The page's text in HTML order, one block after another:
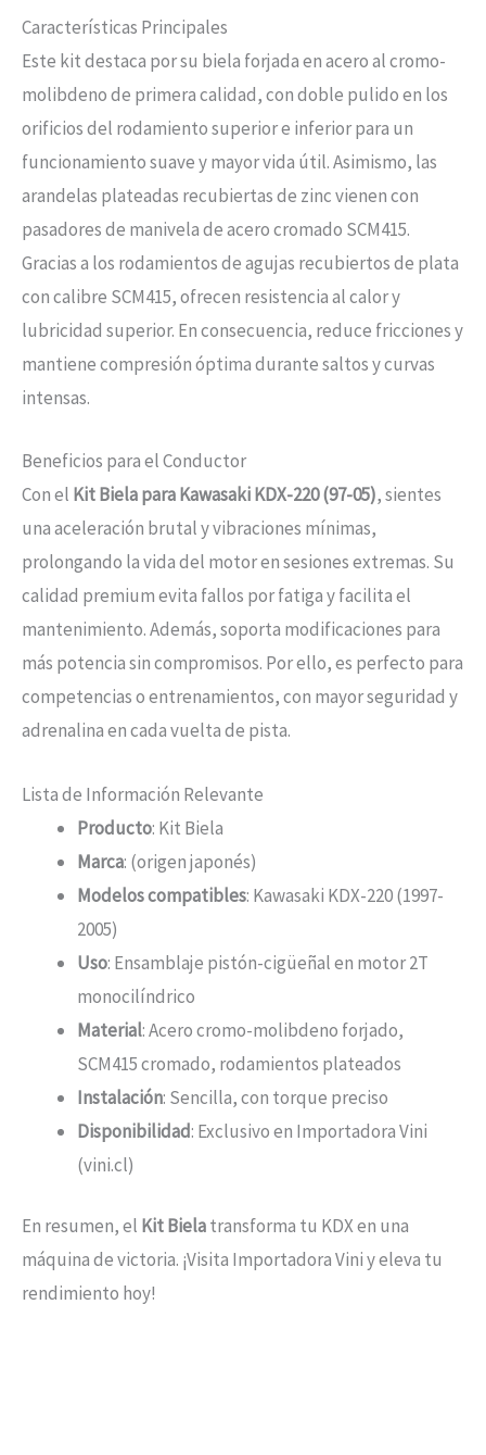
Características Principales
Este kit destaca por su biela forjada en acero al cromo-
molibdeno de primera calidad, con doble pulido en los
orificios del rodamiento superior e inferior para un
funcionamiento suave y mayor vida útil. Asimismo, las
arandelas plateadas recubiertas de zinc vienen con
pasadores de manivela de acero cromado SCM415.
Gracias a los rodamientos de agujas recubiertos de plata
con calibre SCM415, ofrecen resistencia al calor y
lubricidad superior. En consecuencia, reduce fricciones y
mantiene compresión óptima durante saltos y curvas
intensas.
Beneficios para el Conductor
Con el Kit Biela para Kawasaki KDX-220 (97-05), sientes
una aceleración brutal y vibraciones mínimas,
prolongando la vida del motor en sesiones extremas. Su
calidad premium evita fallos por fatiga y facilita el
mantenimiento. Además, soporta modificaciones para
más potencia sin compromisos. Por ello, es perfecto para
competencias o entrenamientos, con mayor seguridad y
adrenalina en cada vuelta de pista.
Lista de Información Relevante
Producto: Kit Biela
Marca: (origen japonés)
Modelos compatibles: Kawasaki KDX-220 (1997-
2005)
Uso: Ensamblaje pistón-cigüeñal en motor 2T
monocilíndrico
Material: Acero cromo-molibdeno forjado,
SCM415 cromado, rodamientos plateados
Instalación: Sencilla, con torque preciso
Disponibilidad: Exclusivo en Importadora Vini
(vini.cl)
En resumen, el Kit Bielatransforma tu KDX en una
máquina de victoria. ¡Visita Importadora Vini y eleva tu
rendimiento hoy!